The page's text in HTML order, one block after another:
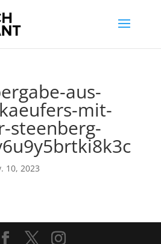
aus-
mit-
steenberg-
10, 2023